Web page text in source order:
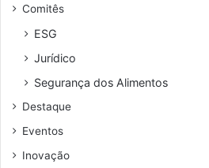
e
e
e
a
Comitês
ESG
Jurídico
Segurança dos Alimentos
Destaque
Eventos
Inovação